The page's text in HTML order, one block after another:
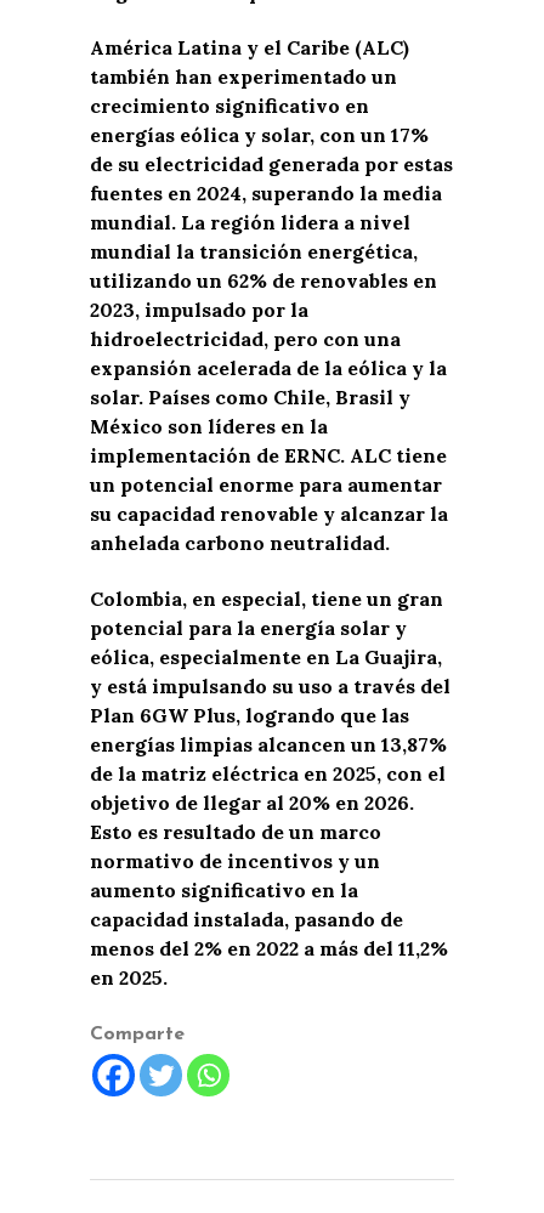
América Latina y el Caribe (ALC)
también han experimentado un
crecimiento significativo en
energías eólica y solar, con un 17%
de su electricidad generada por estas
fuentes en 2024, superando la media
mundial. La región lidera a nivel
mundial la transición energética,
utilizando un 62% de renovables en
2023, impulsado por la
hidroelectricidad, pero con una
expansión acelerada de la eólica y la
solar. Países como Chile, Brasil y
México son líderes en la
implementación de ERNC. ALC tiene
un potencial enorme para aumentar
su capacidad renovable y alcanzar la
anhelada carbono neutralidad.
Colombia, en especial, tiene un gran
potencial para la energía solar y
eólica, especialmente en La Guajira,
y está impulsando su uso a través del
Plan 6GW Plus, logrando que las
energías limpias alcancen un 13,87%
de la matriz eléctrica en 2025, con el
objetivo de llegar al 20% en 2026.
Esto es resultado de un marco
normativo de incentivos y un
aumento significativo en la
capacidad instalada, pasando de
menos del 2% en 2022 a más del 11,2%
en 2025.
Comparte